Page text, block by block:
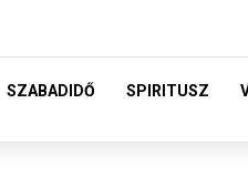
SZABADIDŐ SPIRITUSZ